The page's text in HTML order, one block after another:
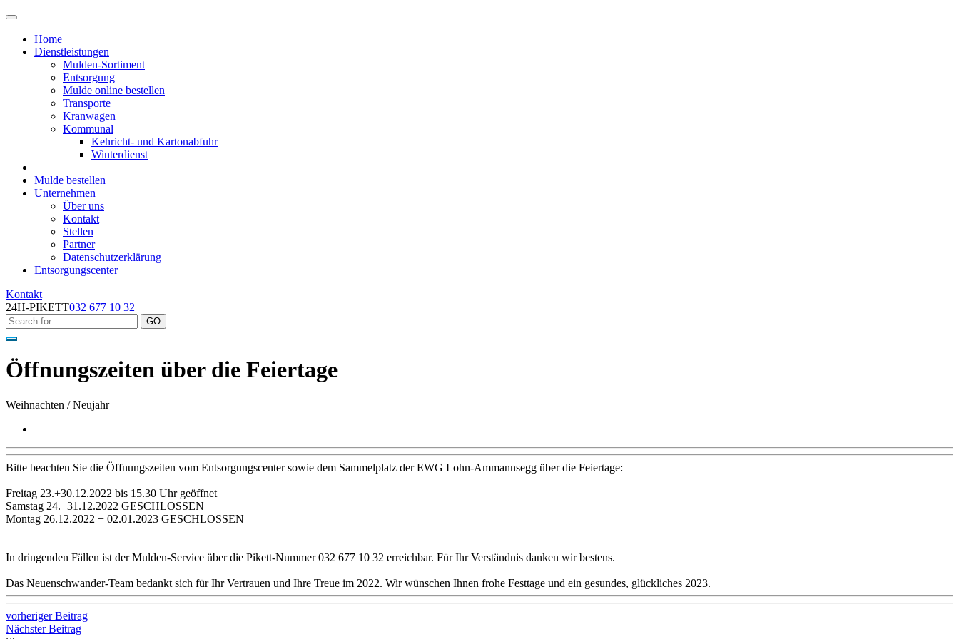
Home
Dienstleistungen
Mulden-Sortiment
Entsorgung
Mulde online bestellen
Transporte
Kranwagen
Kommunal
Kehricht- und Kartonabfuhr
Winterdienst
Mulde bestellen
Unternehmen
Über uns
Kontakt
Stellen
Partner
Datenschutzerklärung
Entsorgungscenter
Kontakt
24H-PIKETT032 677 10 32
Öffnungszeiten über die Feiertage
Weihnachten / Neujahr
Bitte beachten Sie die Öffnungszeiten vom Entsorgungscenter sowie dem Sammelplatz der EWG Lohn-Ammannsegg über die Feiertage:
Freitag 23.+30.12.2022 bis 15.30 Uhr geöffnet
Samstag 24.+31.12.2022 GESCHLOSSEN
Montag 26.12.2022 + 02.01.2023 GESCHLOSSEN
In dringenden Fällen ist der Mulden-Service über die Pikett-Nummer 032 677 10 32 erreichbar. Für Ihr Verständnis danken wir bestens.
Das Neuenschwander-Team bedankt sich für Ihr Vertrauen und Ihre Treue im 2022. Wir wünschen Ihnen frohe Festtage und ein gesundes, glückliches 2023.
vorheriger Beitrag
Nächster Beitrag